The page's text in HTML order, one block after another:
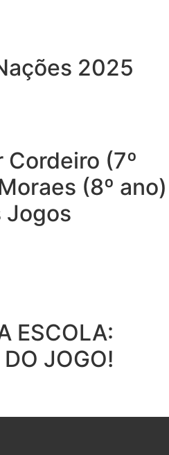
2025
(7º
(8º ano)
Jogos
ESCOLA:
JOGO!